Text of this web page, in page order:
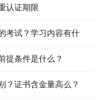
认证期限
考试？学习内容有什
提条件是什么？
？证书含金量高么？